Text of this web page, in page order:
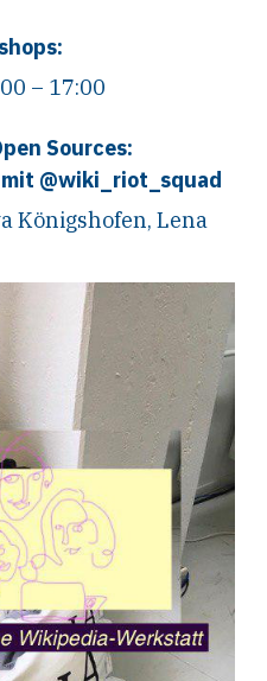
– 17:00
Sources:
@wiki_riot_squad
Königshofen, Lena